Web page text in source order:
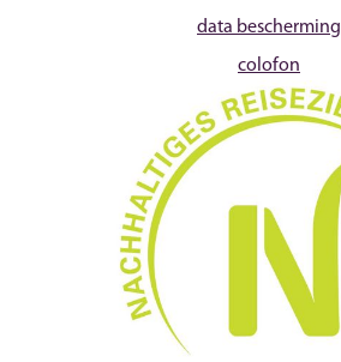
data bescherming
colofon